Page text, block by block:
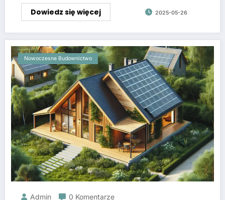
Dowiedz się więcej 2025-05-26
Nowoczesne Budownictwo
Admin 0 Komentarze